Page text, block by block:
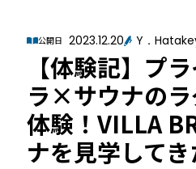
公開日 2023.12.20 Y．
【体験記】プ
ラ×サウナのラ
体験！VILLA
ナを見学してき
RemoteLOCK